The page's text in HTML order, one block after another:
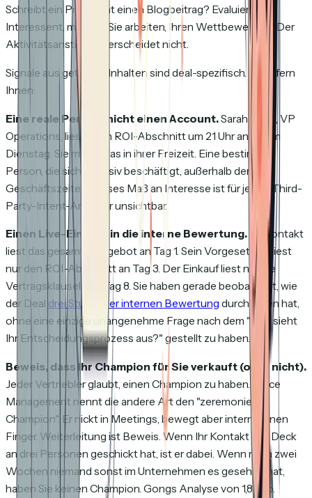
Schreibt ein Praktikant einen Blogbeitrag? Evaluiert der
Interessent, mit dem Sie arbeiten, Ihren Wettbewerber? Der
Aktivitätsanstieg unterscheidet nicht.
Signale aus geteilten Inhalten sind deal-spezifisch. Sie liefern
Ihnen:
Eine reale Person, nicht einen Account.Sarah Chen, VP
Operations, liest Ihren ROI-Abschnitt um 21 Uhr an einem
Dienstag. Sie macht das in ihrer Freizeit. Eine bestimmte
Person, die sich intensiv beschäftigt, außerhalb der
Geschäftszeiten. Dieses Maß an Interesse ist für jeden Third-
Party-Intent-Anbieter unsichtbar.
Einen Live-Einblick in die interne Bewertung. Ihr Kontakt
liest das gesamte Angebot an Tag 1. Sein Vorgesetzter liest
nur den ROI-Abschnitt an Tag 3. Der Einkauf liest nur die
Vertragsklauseln an Tag 8. Sie haben gerade beobachtet, wie
der Deal drei Stufen der internen Bewertung durchlaufen hat,
ohne eine einzige unangenehme Frage nach dem "Wie sieht
Ihr Entscheidungsprozess aus?" gestellt zu haben.
Beweis, dass Ihr Champion für Sie verkauft (oder nicht).
Jeder Vertriebler glaubt, einen Champion zu haben. Force
Management nennt die andere Art den "zeremoniellen
Champion". Er nickt in Meetings, bewegt aber intern keinen
Finger. Weiterleitung ist Beweis. Wenn Ihr Kontakt das Deck
an drei Personen geschickt hat, ist er dabei. Wenn nach zwei
Wochen niemand sonst im Unternehmen es gesehen hat,
haben Sie keinen Champion. Gongs Analyse von 1,8 Mio.